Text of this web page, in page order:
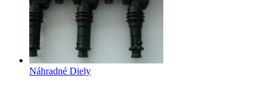
Náhradné Diely